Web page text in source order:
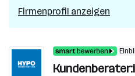
Firmenprofil anzeigen